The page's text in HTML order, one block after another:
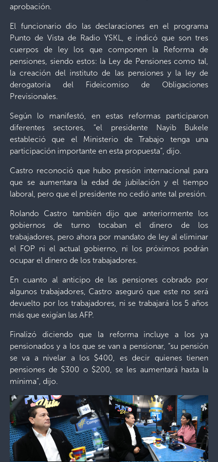
aprobación.
El funcionario dio las declaraciones en el programa
Punto de Vista de Radio YSKL, e indicó que son tres
cuerpos de ley los que componen la Reforma de
pensiones, siendo estos: la Ley de Pensiones como tal,
la creación del instituto de las pensiones y la ley de
derogatoria del Fideicomiso de Obligaciones
Previsionales.
Según lo manifestó, en estas reformas participaron
diferentes sectores, “el presidente Nayib Bukele
estableció que el Ministerio de Trabajo tenga una
participación importante en esta propuesta”, dijo.
Castro reconoció que hubo presión internacional para
que se aumentara la edad de jubilación y el tiempo
laboral, pero que el presidente no cedió ante tal presión.
Rolando Castro también dijo que anteriormente los
gobiernos de turno tocaban el dinero de los
trabajadores, pero ahora por mandato de ley al eliminar
el FOP ni el actual gobierno, ni los próximos podrán
ocupar el dinero de los trabajadores.
En cuanto al anticipo de las pensiones cobrado por
algunos trabajadores, Castro aseguró que este no será
devuelto por los trabajadores, ni se trabajará los 5 años
más que exigían las AFP.
Finalizó diciendo que la reforma incluye a los ya
pensionados y a los que se van a pensionar, “su pensión
se va a nivelar a los $400, es decir quienes tienen
pensiones de $300 o $200, se les aumentará hasta la
mínima”, dijo.